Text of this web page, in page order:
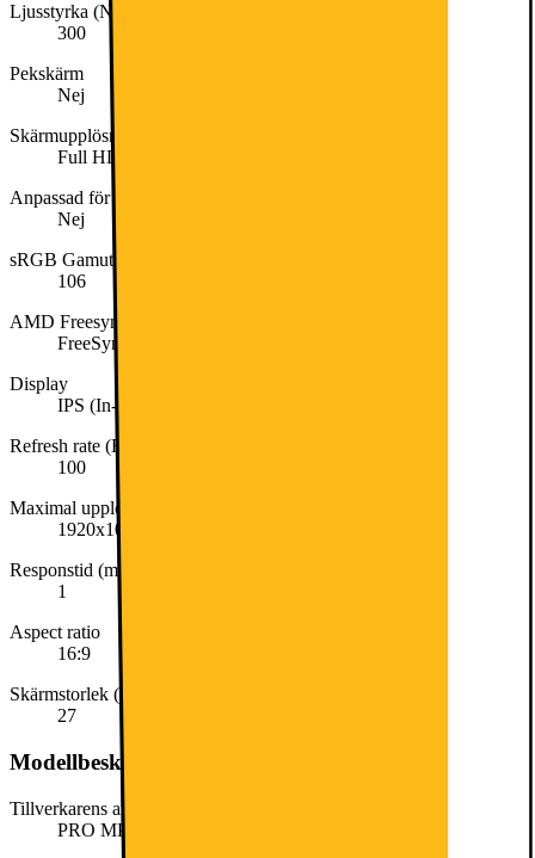
Ljusstyrka (Nit)
300
Pekskärm
Nej
Skärmupplösning
Full HD (1080p)
Anpassad för spel/gaming
Nej
sRGB Gamut (%)
106
AMD Freesync
FreeSync
Display
IPS (In-Plane Switching)
Refresh rate (Hz)
100
Maximal upplösning
1920x1080
Responstid (ms)
1
Aspect ratio
16:9
Skärmstorlek (tum)
27
Modellbeskrivning
Tillverkarens artikelnummer
PRO MP273A